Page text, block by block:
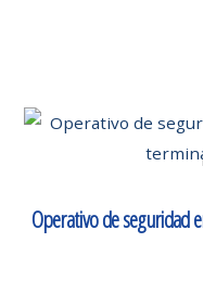
Operativo de seguridad